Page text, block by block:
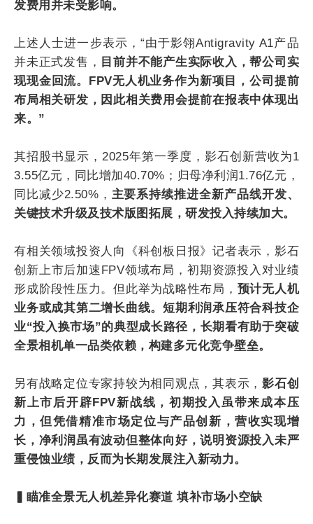
发费用并未受影响。
上述人士进一步表示，“由于影翎Antigravity A1产品
并未正式发售， 目前并不能产生实际收入，帮公司实
现现金回流。FPV无人机业务作为新项目，公司提前
布局相关研发，因此相关费用会提前在报表中体现出
来。”
其招股书显示，2025年第一季度，影石创新营收为1
3.55亿元，同比增加40.70%；归母净利润1.76亿元，
同比减少2.50%， 主要系持续推进全新产品线开发、
关键技术升级及技术版图拓展，研发投入持续加大。
有相关领域投资人向《科创板日报》记者表示，影石
创新上市后加速FPV领域布局，初期资源投入对业绩
形成阶段性压力。但此举为战略性布局， 预计无人机
业务或成其第二增长曲线。短期利润承压符合科技企
业“投入换市场”的典型成长路径，长期看有助于突破
全景相机单一品类依赖，构建多元化竞争壁垒。
另有战略定位专家持较为相同观点，其表示， 影石创
新上市后开辟FPV新战线，初期投入虽带来成本压
力，但凭借精准市场定位与产品创新，营收实现增
长，净利润虽有波动但整体向好，说明资源投入未严
重侵蚀业绩，反而为长期发展注入新动力。
▍瞄准全景无人机差异化赛道 填补市场小空缺